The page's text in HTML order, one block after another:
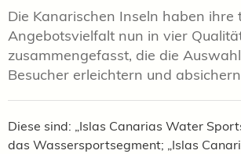
Die Kanarischen Inseln haben ihre
Angebotsvielfalt nun in vier
zusammengefasst, die die
Besucher erleichtern und
Diese sind: „Islas Canarias Water
das Wassersportsegment; „Islas